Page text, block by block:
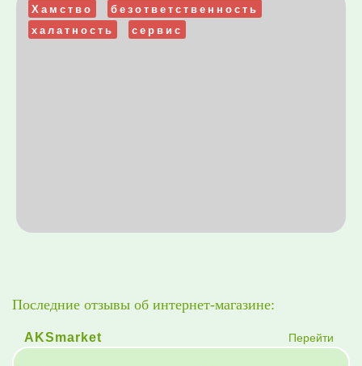
Хамство
безответственность
халатность
сервис
Последние отзывы об интернет-магазине:
AKSmarket Перейти